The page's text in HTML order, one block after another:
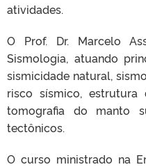
atividades.
O Prof. Dr. Marcelo
Sismologia, atuando
sismicidade natural,
risco sísmico,
tomografia do manto
tectônicos.
O curso ministrado na